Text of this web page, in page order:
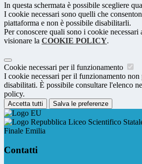
In questa schermata è possibile scegliere
I cookie necessari sono quelli che
piattaforma e non è possibile disabilitarli.
Per conoscere quali sono i cookie
visionare la COOKIE POLICY.
Cookie necessari per il funzionamento
I cookie necessari per il funzionamento non
disabilitati. È possibile consultare l'elenco
policy.
Accetta tutti Salva le preferenze
Liceo Scientifico
Finale Emilia
Contatti